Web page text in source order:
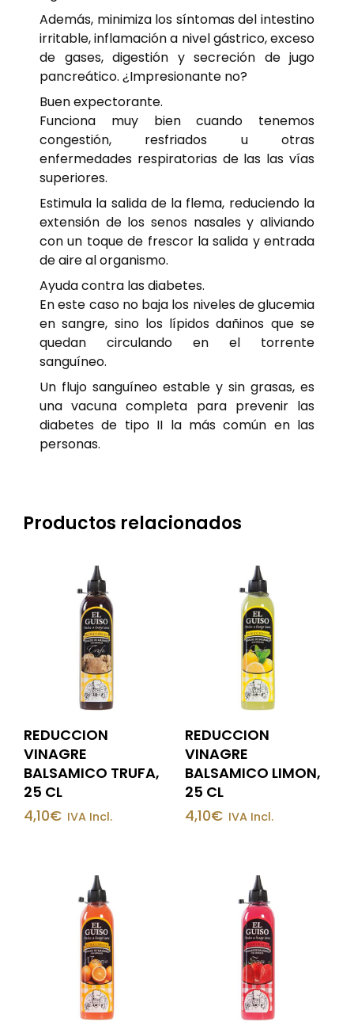
Además, minimiza los síntomas del intestino
irritable, inflamación a nivel gástrico, exceso
de gases, digestión y secreción de jugo
pancreático. ¿Impresionante no?
Buen expectorante.
Funciona muy bien cuando tenemos
congestión, resfriados u otras
enfermedades respiratorias de las las vías
superiores.
Estimula la salida de la flema, reduciendo la
extensión de los senos nasales y aliviando
con un toque de frescor la salida y entrada
de aire al organismo.
Ayuda contra las diabetes.
En este caso no baja los niveles de glucemia
en sangre, sino los lípidos dañinos que se
quedan circulando en el torrente
sanguíneo.
Un flujo sanguíneo estable y sin grasas, es
una vacuna completa para prevenir las
diabetes de tipo II la más común en las
personas.
Productos relacionados
REDUCCION
VINAGRE
BALSAMICO TRUFA,
25 CL
4,10€ IVA Incl.
REDUCCION
VINAGRE
BALSAMICO LIMON,
25 CL
4,10€ IVA Incl.